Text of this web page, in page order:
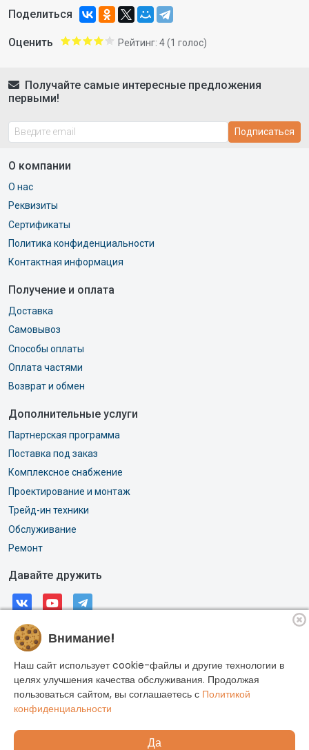
Поделиться
Оценить Рейтинг: 4(1 голос)
Получайте самые интересные предложения
первыми!
Подписаться
О компании
О нас
Реквизиты
Сертификаты
Политика конфиденциальности
Контактная информация
Получение и оплата
Доставка
Самовывоз
Способы оплаты
Оплата частями
Возврат и обмен
Дополнительные услуги
Партнерская программа
Поставка под заказ
Комплексное снабжение
Проектирование и монтаж
Трейд-ин техники
Обслуживание
Ремонт
Давайте дружить
© 2026, АО «РОССИ». Все права защищены.
Адрес: г. Москва, Горлов тупик, дом 11А
ИНН: 7704033887
ОГРН: 1027700573922
Внимание!
Наш сайт использует cookie-файлы и другие технологии в
целях улучшения качества обслуживания. Продолжая
пользоваться сайтом, вы соглашаетесь с Политикой
конфиденциальности
Да